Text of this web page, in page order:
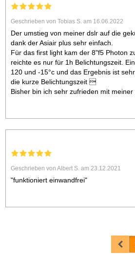
Geschrieben von Tobias S. am 16.06.2022
Der umstieg von meiner dslr auf die
dank der Asiair plus sehr einfach.
Für das first light kam der 8"f5 Photon
reichte es nur für 1h Belichtungszeit.
120 und -15°c und das Ergebnis ist
die kurze Belichtungszeit 
Bisher bin ich sehr zufrieden mit meiner
Geschrieben von Albert S. am 23.12.2021
"funktioniert einwandfrei"